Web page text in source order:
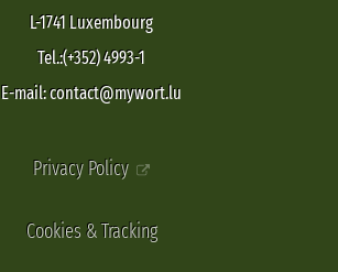
L-1741 Luxembourg
Tel.:(+352) 4993-1
E-mail: contact@mywort.lu
Privacy Policy
Cookies & Tracking